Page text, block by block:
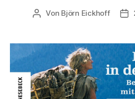
Beitragsautor
Von Björn Eickhoff